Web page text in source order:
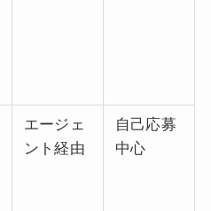
エージェ
ント経由
自己応募
中心